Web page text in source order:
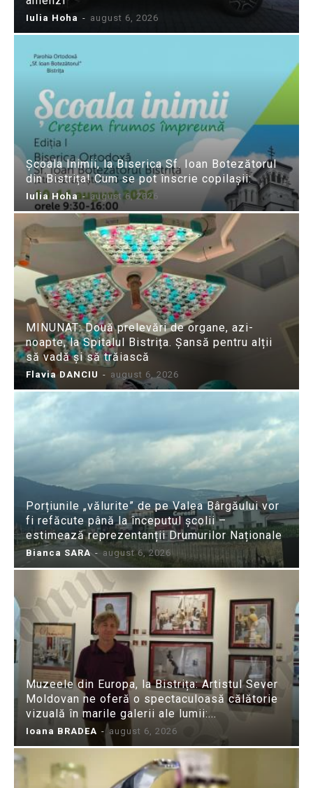
Iulia Hoha - august 6, 2026
Școala Inimii, la Biserica Sf. Ioan Botezătorul
din Bistrița! Cum se pot înscrie copilașii:
Iulia Hoha - august 6, 2026
MINUNAT: Două prelevări de organe, azi-
noapte, la Spitalul Bistrița. Șansă pentru alții
să vadă și să trăiască
Flavia DANCIU - august 6, 2026
Porțiunile „vălurite” de pe Valea Bârgăului vor
fi refăcute până la începutul școlii –
estimează reprezentanții Drumurilor Naționale
Bianca SARA - august 6, 2026
Muzeele din Europa, la Bistrița: Artistul Sever
Moldovan ne oferă o spectaculoasă călătorie
vizuală în marile galerii ale lumii:...
Ioana BRADEA - august 6, 2026